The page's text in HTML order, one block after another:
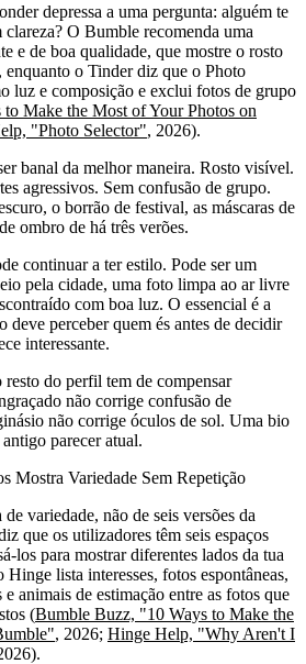
depressa a uma pergunta: alguém te
clareza? O Bumble recomenda uma
e de boa qualidade, que mostre o rosto
enquanto o Tinder diz que o Photo
luz e composição e exclui fotos de grupo
Make the Most of Your Photos on
"Photo Selector", 2026).
banal da melhor maneira. Rosto visível.
agressivos. Sem confusão de grupo.
o borrão de festival, as máscaras de
ombro de há três verões.
continuar a ter estilo. Pode ser um
pela cidade, uma foto limpa ao ar livre
com boa luz. O essencial é a
deve perceber quem és antes de decidir
interessante.
do perfil tem de compensar
não corrige confusão de
não corrige óculos de sol. Uma bio
parecer atual.
Mostra Variedade Sem Repetição
variedade, não de seis versões da
que os utilizadores têm seis espaços
los para mostrar diferentes lados da tua
lista interesses, fotos espontâneas,
animais de estimação entre as fotos que
(Bumble Buzz, "10 Ways to Make the
, 2026; Hinge Help, "Why Aren't I